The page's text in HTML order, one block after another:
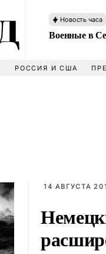
Новость часа
Военные в
РОССИЯ И США
14 АВГУСТА